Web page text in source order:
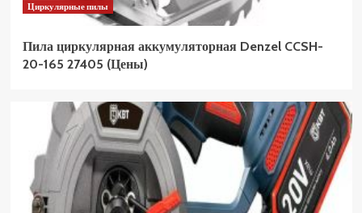
Циркулярные пилы
Пила циркулярная аккумуляторная Denzel CCSH-
20-165 27405 (Цены)